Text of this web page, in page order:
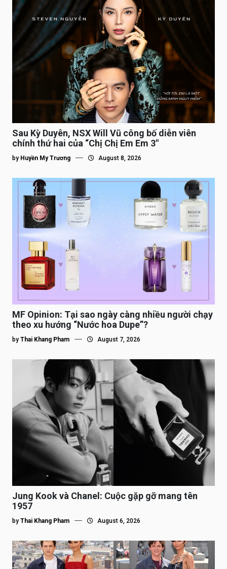
Sau Kỳ Duyên, NSX Will Vũ công bố diễn viên
chính thứ hai của “Chị Chị Em Em 3″
by Huyền My Trương August 8, 2026
MF Opinion: Tại sao ngày càng nhiều người chạy
theo xu hướng “Nước hoa Dupe”?
by Thai Khang Pham August 7, 2026
Jung Kook và Chanel: Cuộc gặp gỡ mang tên
1957
by Thai Khang Pham August 6, 2026